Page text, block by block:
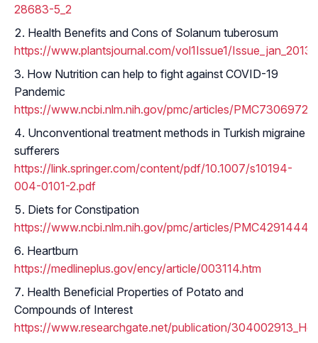
28683-5_2
Health Benefits and Cons of Solanum tuberosum
https://www.plantsjournal.com/vol1Issue1/
How Nutrition can help to fight against COVID-19
Pandemic
https://www.ncbi.nlm.nih.gov/pmc/articles/PMC7306972/
Unconventional treatment methods in Turkish migraine
sufferers
https://link.springer.com/content/pdf/10.1007/s10194-
004-0101-2.pdf
Diets for Constipation
https://www.ncbi.nlm.nih.gov/pmc/articles/PMC4291444/
Heartburn
https://medlineplus.gov/ency/article/003114.htm
Health Beneficial Properties of Potato and
Compounds of Interest
https://www.researchgate.net/publication/